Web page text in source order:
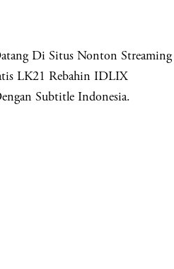
Di Situs Nonton Streaming
LK21 Rebahin IDLIX
Subtitle Indonesia.